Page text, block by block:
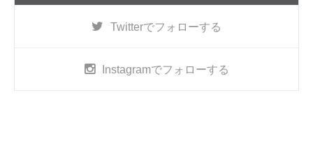
Twitterでフォローする
Instagramでフォローする